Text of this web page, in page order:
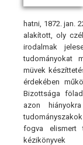
hatni, 1872. jan.
alakított, oly
irodalmak
tudományokat
müvek
érdekében
Bizottsága
azon
fogva elismert
kézikönyvek